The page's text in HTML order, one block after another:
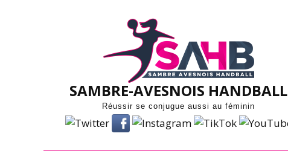
SAMBRE-AVESNOIS HANDBALL
Réussir se conjugue aussi au féminin